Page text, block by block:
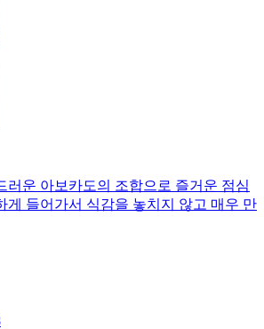
러운 아보카도의 조합으로 즐거운 점심
게 들어가서 식감을 놓치지 않고 매우 만